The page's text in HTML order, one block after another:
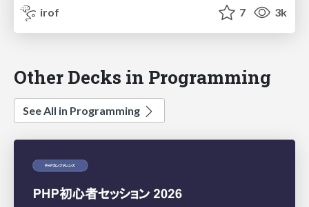
irof
7 3k
Other Decks in Programming
See All in Programming